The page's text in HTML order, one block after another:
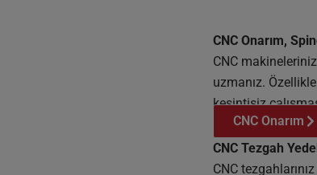
CNC Onarım,
CNC
uzmanız.
kesintisiz
CNC Onarım
CNC Tezgah
CNC